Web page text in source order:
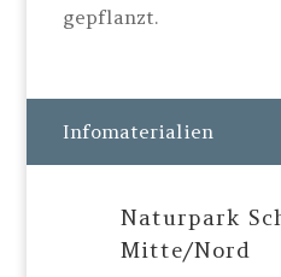
gepflanzt.
Infomaterialien
Naturpark
Mitte/Nord